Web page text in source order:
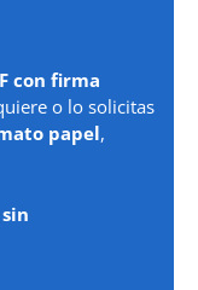
con firma
o lo solicitas
papel,